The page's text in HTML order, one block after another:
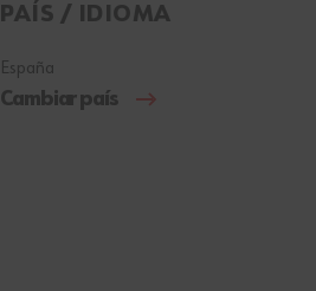
PAÍS / IDIOMA
España
Cambiar país